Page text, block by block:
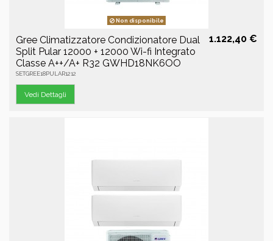
Non disponibile
Gree Climatizzatore Condizionatore Dual
Split Pular 12000 + 12000 Wi-fi Integrato
Classe A++/A+ R32 GWHD18NK6OO
SETGREE18PULAR1212
1.122,40 €
Vedi Dettagli